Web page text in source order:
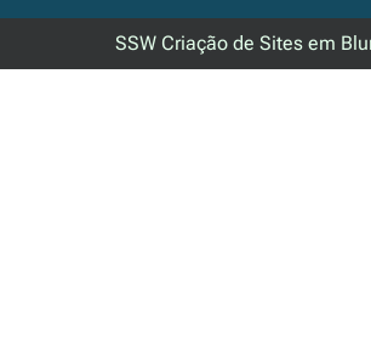
SSW Criação de Sites em